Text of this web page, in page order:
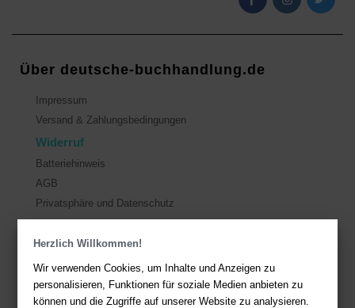
Herzlich Willkommen!
Wir verwenden Cookies, um Inhalte und Anzeigen zu
personalisieren, Funktionen für soziale Medien anbieten zu
können und die Zugriffe auf unserer Website zu analysieren.
Über deutsche-buchhandlung.de
Impressum
Versand & Zahlungsbedingungen
Widerruf
Batteriehinweis
AGB
Privatsphäre und Datenschutz
Kontakt
Hier finden Sie Antworten auf häufig gestellte
Fragen.